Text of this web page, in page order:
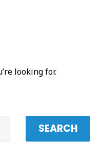
looking for.
SEARCH